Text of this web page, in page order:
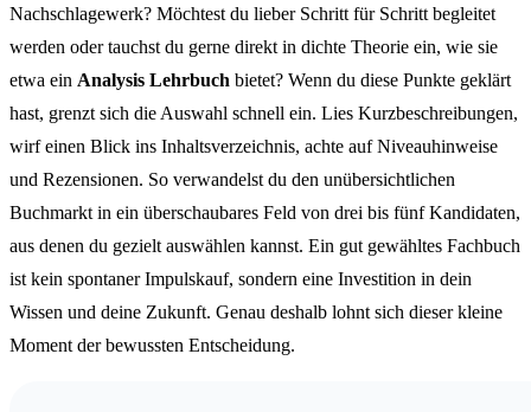
Nachschlagewerk? Möchtest du lieber Schritt für Schritt begleitet
werden oder tauchst du gerne direkt in dichte Theorie ein, wie sie
etwa ein Analysis Lehrbuch bietet? Wenn du diese Punkte geklärt
hast, grenzt sich die Auswahl schnell ein. Lies Kurzbeschreibungen,
wirf einen Blick ins Inhaltsverzeichnis, achte auf Niveauhinweise
und Rezensionen. So verwandelst du den unübersichtlichen
Buchmarkt in ein überschaubares Feld von drei bis fünf Kandidaten,
aus denen du gezielt auswählen kannst. Ein gut gewähltes Fachbuch
ist kein spontaner Impulskauf, sondern eine Investition in dein
Wissen und deine Zukunft. Genau deshalb lohnt sich dieser kleine
Moment der bewussten Entscheidung.